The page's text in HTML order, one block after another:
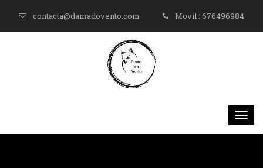
contacta@damadovento.com Movil : 676496984